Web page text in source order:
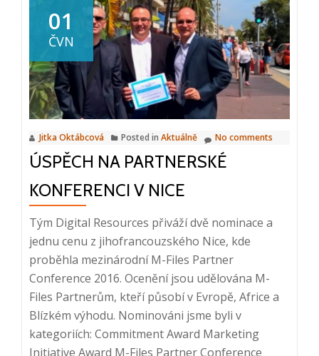
ECM
platforma
pochází
z
Finska
01
ČVN
Jitka Oktábcová Posted in Aktuálně No comments
ÚSPĚCH NA PARTNERSKÉ
KONFERENCI V NICE
Tým Digital Resources přiváží dvě nominace a
jednu cenu z jihofrancouzského Nice, kde
proběhla mezinárodní M-Files Partner
Conference 2016. Ocenění jsou udělována M-
Files Partnerům, kteří působí v Evropě, Africe a
Blízkém výhodu. Nominováni jsme byli v
kategoriích: Commitment Award Marketing
Initiative Award M-Files Partner Conference